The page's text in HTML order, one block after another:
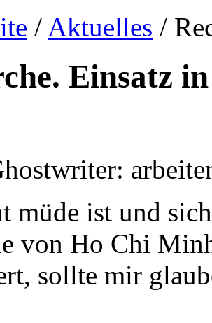
/ Aktuelles /
Einsatz
müde ist und
von Ho Chi
sollte mir